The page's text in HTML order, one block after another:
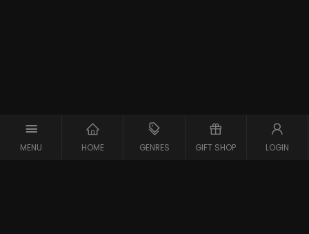
MENU HOME GENRES GIFT SHOP LOGIN